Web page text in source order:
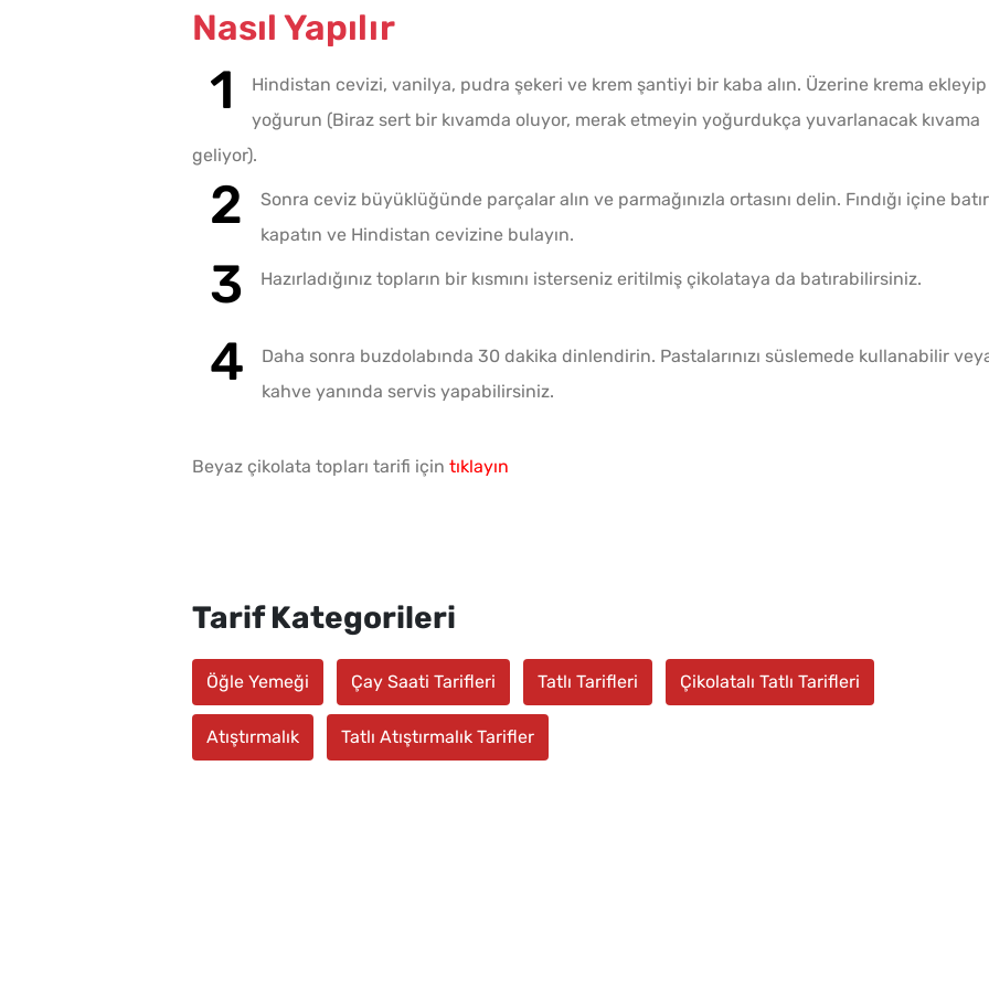
Nasıl Yapılır
Hindistan cevizi, vanilya, pudra şekeri ve krem şantiyi bir kaba alın. Üzerine krema ekleyip
yoğurun (Biraz sert bir kıvamda oluyor, merak etmeyin yoğurdukça yuvarlanacak kıvama
geliyor).
Sonra ceviz büyüklüğünde parçalar alın ve parmağınızla ortasını delin. Fındığı içine
kapatın ve Hindistan cevizine bulayın.
Hazırladığınız topların bir kısmını isterseniz eritilmiş çikolataya da batırabilirsiniz.
Daha sonra buzdolabında 30 dakika dinlendirin. Pastalarınızı süslemede kullanabilir
kahve yanında servis yapabilirsiniz.
Beyaz çikolata topları tarifi için tıklayın
Tarif Kategorileri
Öğle Yemeği Çay Saati Tarifleri Tatlı Tarifleri Çikolatalı Tatlı Tarifleri
Atıştırmalık Tatlı Atıştırmalık Tarifler